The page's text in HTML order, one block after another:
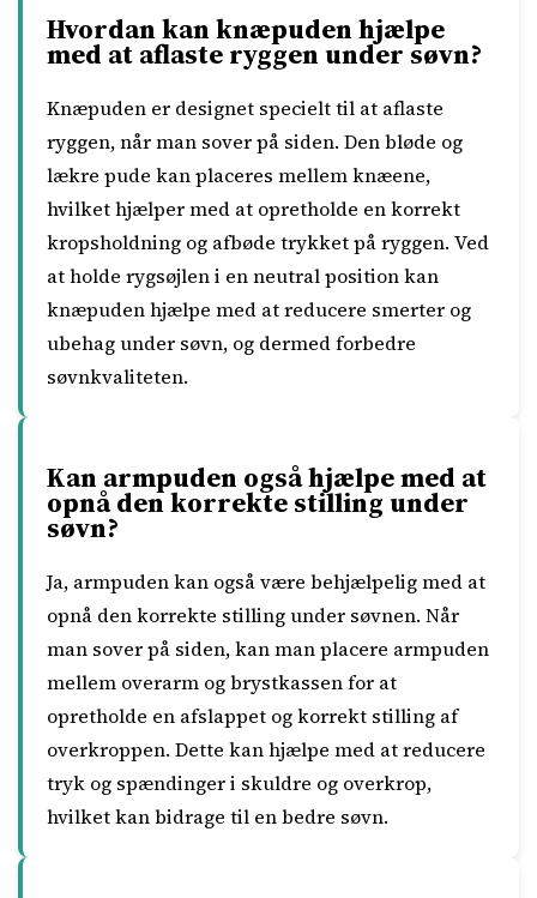
Hvordan kan knæpuden hjælpe
med at aflaste ryggen under søvn?
Knæpuden er designet specielt til at aflaste
ryggen, når man sover på siden. Den bløde og
lækre pude kan placeres mellem knæene,
hvilket hjælper med at opretholde en korrekt
kropsholdning og afbøde trykket på ryggen. Ved
at holde rygsøjlen i en neutral position kan
knæpuden hjælpe med at reducere smerter og
ubehag under søvn, og dermed forbedre
søvnkvaliteten.
Kan armpuden også hjælpe med at
opnå den korrekte stilling under
søvn?
Ja, armpuden kan også være behjælpelig med at
opnå den korrekte stilling under søvnen. Når
man sover på siden, kan man placere armpuden
mellem overarm og brystkassen for at
opretholde en afslappet og korrekt stilling af
overkroppen. Dette kan hjælpe med at reducere
tryk og spændinger i skuldre og overkrop,
hvilket kan bidrage til en bedre søvn.